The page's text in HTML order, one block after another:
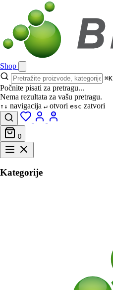
Shop
⌘K
Počnite pisati za pretragu...
Nema rezultata za vašu pretragu.
↑↓ navigacija ↵ otvori esc zatvori
0
Kategorije